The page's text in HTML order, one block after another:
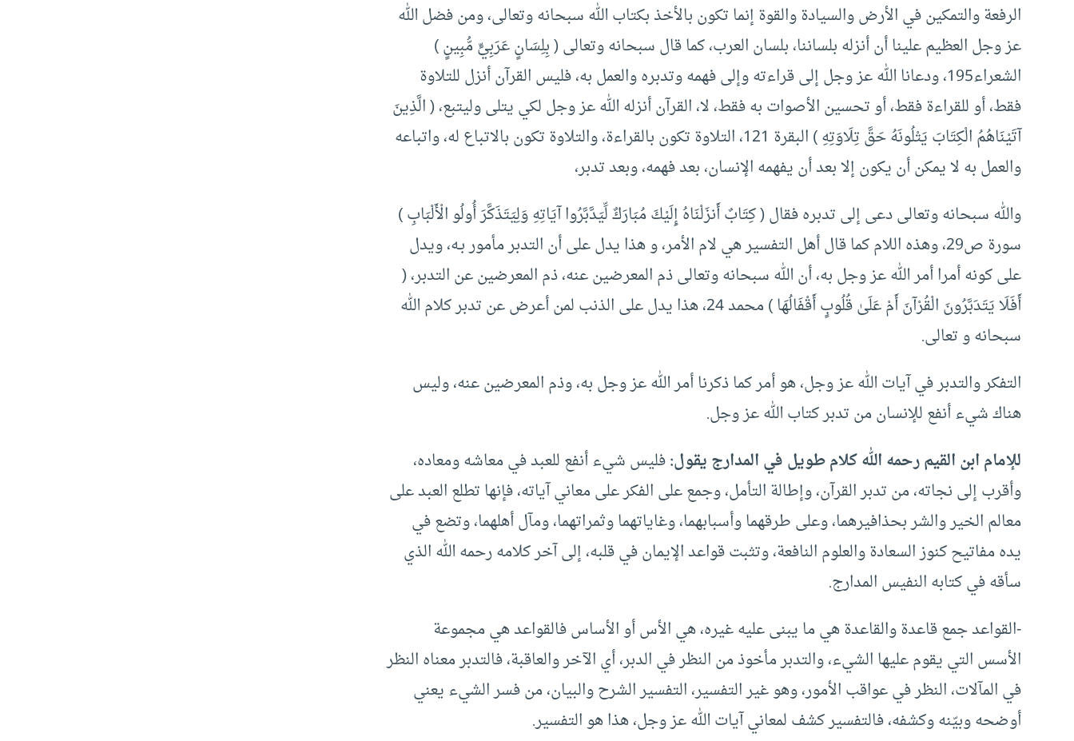
الرفعة والتمكين في الأرض والسيادة والقوة إنما تكون بالأخذ بكتاب الله سبحانه وتعالى، ومن فضل الله
عز وجل العظيم علينا أن أنزله بلساننا، بلسان العرب، كما قال سبحانه وتعالى ( بِلِسَانٍ عَرَبِيٍّ مُّبِينٍ )
الشعراء195، ودعانا الله عز وجل إلى قراءته وإلى فهمه وتدبره والعمل به، فليس القرآن أنزل للتلاوة
فقط، أو للقراءة فقط، أو تحسين الأصوات به فقط، لا، القرآن أنزله الله عز وجل لكي يتلى وليتبع، ( الَّذِينَ
آتَيْنَاهُمُ الْكِتَابَ يَتْلُونَهُ حَقَّ تِلَاوَتِهِ ) البقرة 121، التلاوة تكون بالقراءة، والتلاوة تكون بالاتباع له، واتباعه
والعمل به لا يمكن أن يكون إلا بعد أن يفهمه الإنسان، بعد فهمه، وبعد تدبر،
والله سبحانه وتعالى دعى إلى تدبره فقال ( كِتَابٌ أَنزَلْنَاهُ إِلَيْكَ مُبَارَكٌ لِّيَدَّبَّرُوا آيَاتِهِ وَلِيَتَذَكَّرَ أُولُو الْأَلْبَابِ )
سورة ص29، وهذه اللام كما قال أهل التفسير هي لام الأمر، و هذا يدل على أن التدبر مأمور بـه، ويدل
على كونه أمرا أمر الله عز وجل به، أن الله سبحانه وتعالى ذم المعرضين عنه، ذم المعرضين عن التدبر، (
أَفَلَا يَتَدَبَّرُونَ الْقُرْآنَ أَمْ عَلَىٰ قُلُوبٍ أَقْفَالُهَا ) محمد 24، هذا يدل على الذنب لمن أعرض عن تدبر كلام الله
سبحانه و تعالى.
التفكر والتدبر في آيات الله عز وجل، هو أمر كما ذكرنا أمر الله عز وجل به، وذم المعرضين عنه، وليس
هناك شيء أنفع للإنسان من تدبر كتاب الله عز وجل.
للإمام ابن القيم رحمه الله كلام طويل في المدارج يقول:فليس شيء أنفع للعبد في معاشه ومعاده،
وأقرب إلى نجاته، من تدبر القرآن، وإطالة التأمل، وجمع على الفكر على معاني آياته، فإنها تطلع العبد على
معالم الخير والشر بحذافيرهما، وعلى طرقهما وأسبابهما، وغاياتهما وثمراتهما، ومآل أهلهما، وتضع في
يده مفاتيح كنوز السعادة والعلوم النافعة، وتثبت قواعد الإيمان في قلبه، إلى آخر كلامه رحمه الله الذي
سأقه في كتابه النفيس المدارج.
-القواعد جمع قاعدة والقاعدة هي ما يبنى عليه غيره، هي الأس أو الأساس فالقواعد هي مجموعة
الأسس التي يقوم عليها الشيء، والتدبر مأخوذ من النظر في الدبر، أي الآخر والعاقبة، فالتدبر معناه النظر
في المآلات، النظر في عواقب الأمور، وهو غير التفسير، التفسير الشرح والبيان، من فسر الشيء يعني
أوضحه وبيّنه وكشفه، فالتفسير كشف لمعاني آيات الله عز وجل، هذا هو التفسير.